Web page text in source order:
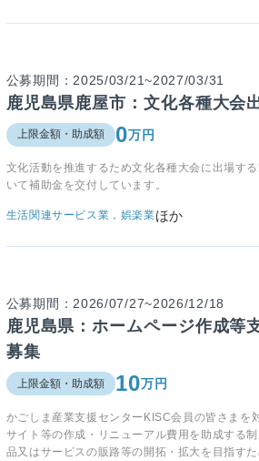
公募期間：2025/03/21~2027/03/31
鹿児島県鹿屋市：文化各種大会
上限金額・助成額 0万円
文化活動を推進するため文化各種大会に出場す
いて補助金を交付しています。
生活関連サービス業，娯楽業ほか
公募期間：2026/07/27~2026/12/18
鹿児島県：ホームページ作成等
募集
上限金額・助成額 10万円
かごしま産業支援センターKISC会員の皆さまを
サイト等の作成・リニューアル費用を助成する
品又はサービスの販路等の開拓・拡大を目指す